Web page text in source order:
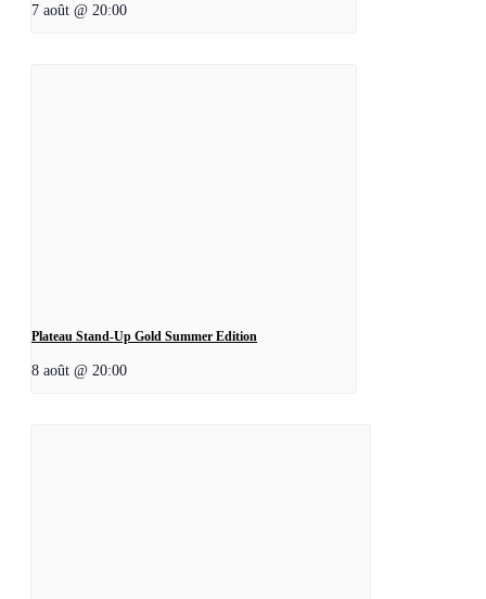
7 août @ 20:00
Plateau Stand-Up Gold Summer Edition
8 août @ 20:00